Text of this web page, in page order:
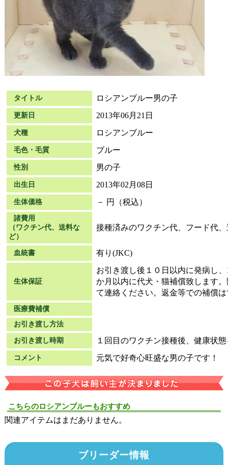
タイトル ロシアンブルー男の子
更新日 2013年06月21日
犬種 ロシアンブルー
毛色・毛質 ブルー
性別 男の子
出生日 2013年02月08日
生体価格 － 円（税込）
諸費用
（ワクチン代、送料な
ど）
接種済みのワクチン代、フード代
血統書 有り(JKC)
生体保証
お引き渡し後１０日以内に発病し
か月以内に代犬・猫補償致します
て連絡ください。返金等での補償
医療費補償
お引き渡し方法
お引き渡し時期 １回目のワクチン接種後、健康状
コメント 元気で好奇心旺盛な男の子です！
こちらのロシアンブルーもおすすめ
関連アイテムはまだありません。
ブリーダー情報